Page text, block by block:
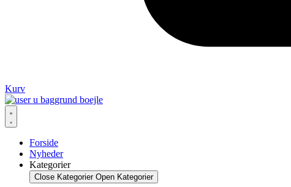
Kurv
Forside
Nyheder
Kategorier
Close Kategorier Open Kategorier